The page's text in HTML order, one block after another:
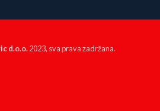
d.o.o.2023, sva prava zadržana.